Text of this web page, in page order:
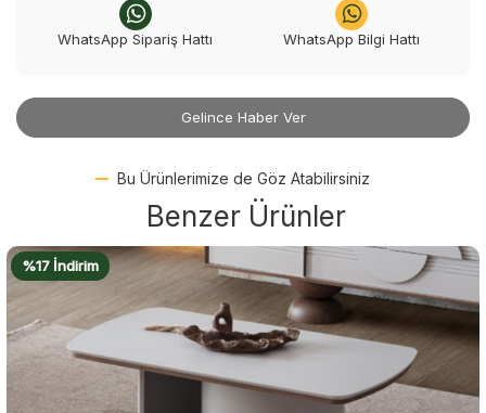
WhatsApp Sipariş Hattı WhatsApp Bilgi Hattı
Gelince Haber Ver
Bu Ürünlerimize de Göz Atabilirsiniz
Benzer Ürünler
%18 İndirim